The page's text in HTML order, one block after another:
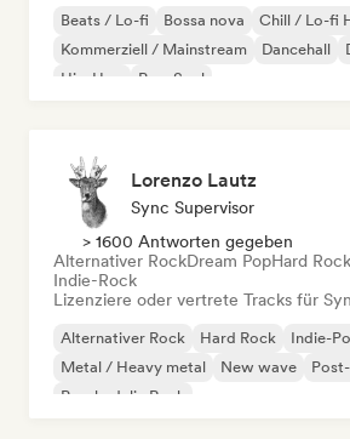
Beats / Lo-fi Bossa nova
Chill / Lo-fi
Kommerziell / Mainstream
Dancehall
Hip-Hop
Pop-Soul
Lorenzo Lautz
Sync Supervisor
> 1600 Antworten gegeben
Alternativer RockDream PopHard Rock
Indie-Rock
Lizenziere oder vertrete Tracks für
Alternativer Rock Hard Rock Indie-
Metal / Heavy metal
New wave
Psychedelic Rock